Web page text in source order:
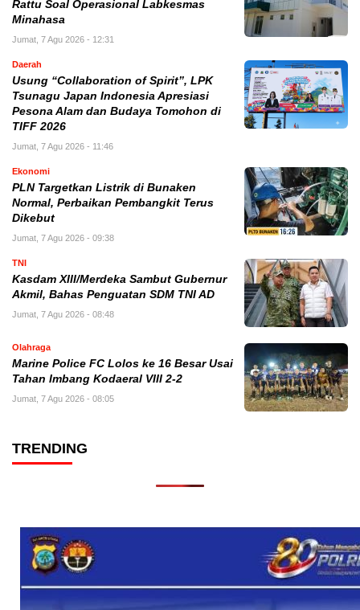
Rattu Soal Operasional Labkesmas
Minahasa
Jumat, 7 Agu 2026 - 12:31
Daerah
Usung “Collaboration of Spirit”, LPK
Tsunagu Japan Indonesia Apresiasi
Pesona Alam dan Budaya Tomohon di
TIFF 2026
Jumat, 7 Agu 2026 - 11:46
Ekonomi
PLN Targetkan Listrik di Bunaken
Normal, Perbaikan Pembangkit Terus
Dikebut
Jumat, 7 Agu 2026 - 09:38
TNI
Kasdam XIII/Merdeka Sambut Gubernur
Akmil, Bahas Penguatan SDM TNI AD
Jumat, 7 Agu 2026 - 08:48
Olahraga
Marine Police FC Lolos ke 16 Besar Usai
Tahan Imbang Kodaeral VIII 2-2
Jumat, 7 Agu 2026 - 08:05
TRENDING